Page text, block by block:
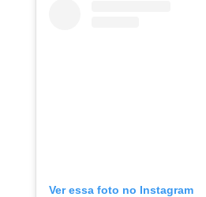
Ver essa foto no Instagram